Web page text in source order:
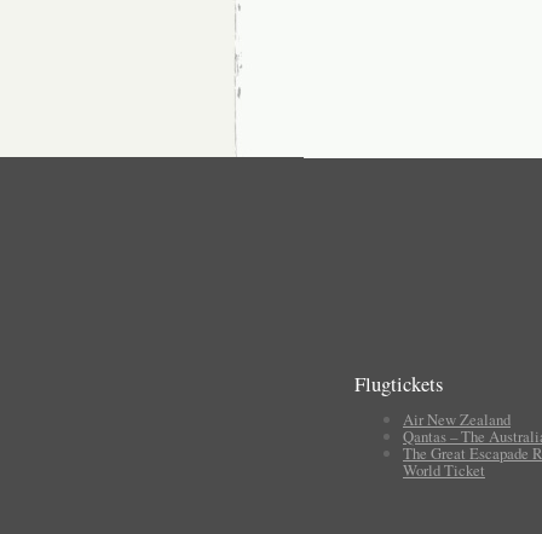
Flugtickets
Air New Zealand
Qantas – The
The Great Escapade
World Ticket